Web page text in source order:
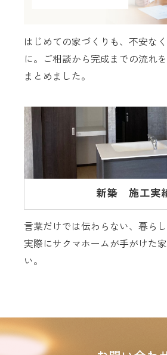
はじめての家づくりも、不安な
に。ご相談から完成までの流れ
まとめました。
言葉だけでは伝わらない、暮らし
実際にサクマホームが手がけた
い。